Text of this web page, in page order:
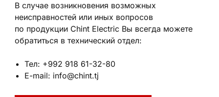
В случае возникновения возможных
неисправностей или иных вопросов
по продукции Chint Electric Вы всегда можете
обратиться в технический отдел:
Тел: +992 918 61-32-80
E-mail: info@chint.tj